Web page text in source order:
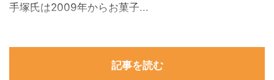
手塚氏は2009年からお菓子...
記事を読む